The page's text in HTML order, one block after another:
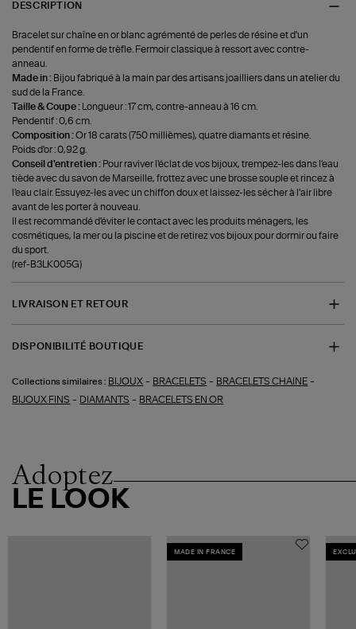
DESCRIPTION
Bracelet sur chaîne en or blanc agrémenté de perles de résine et d'un
pendentif en forme de trèfle. Fermoir classique à ressort avec contre-
anneau.
Made in : Bijou fabriqué à la main par des artisans joailliers dans un atelier du
sud de la France.
Taille & Coupe :
Longueur : 17 cm, contre-anneau à 16 cm.
Pendentif : 0,6 cm.
Composition :Or 18 carats (750 millièmes), quatre diamants et résine.
Poids d'or : 0,92 g.
Conseil d'entretien : Pour raviver l'éclat de vos bijoux, trempez-les dans l'eau
tiède avec du savon de Marseille, frottez avec une brosse souple et rincez à
l'eau clair. Essuyez-les avec un chiffon doux et laissez-les sécher à l'air libre
avant de les porter à nouveau.
Il est recommandé d'éviter le contact avec les produits ménagers, les
cosmétiques, la mer ou la piscine et de retirez vos bijoux pour dormir ou faire
du sport.
(ref-B3LK005G)
LIVRAISON ET RETOUR
DISPONIBILITÉ BOUTIQUE
Collections similaires : BIJOUX - BRACELETS - BRACELETS CHAINE -
BIJOUX FINS - DIAMANTS - BRACELETS EN OR
Adoptez
LE LOOK
MADE IN FRANCE